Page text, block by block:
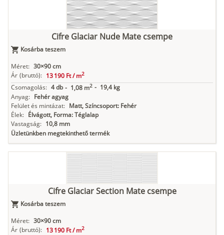
Cifre Glaciar Nude Mate csempe
Kosárba teszem
Méret: 30×90 cm
Ár (bruttó): 13 190 Ft /m2
Csomagolás: 4 db - 1,08 m2 - 19,4 kg
Anyag: Fehér agyag
Felület és mintázat: Matt, Színcsoport: Fehér
Élek: Élvágott, Forma: Téglalap
Vastagság: 10,8 mm
Üzletünkben megtekinthető termék
Cifre Glaciar Section Mate csempe
Kosárba teszem
Méret: 30×90 cm
Ár (bruttó): 13 190 Ft /m2